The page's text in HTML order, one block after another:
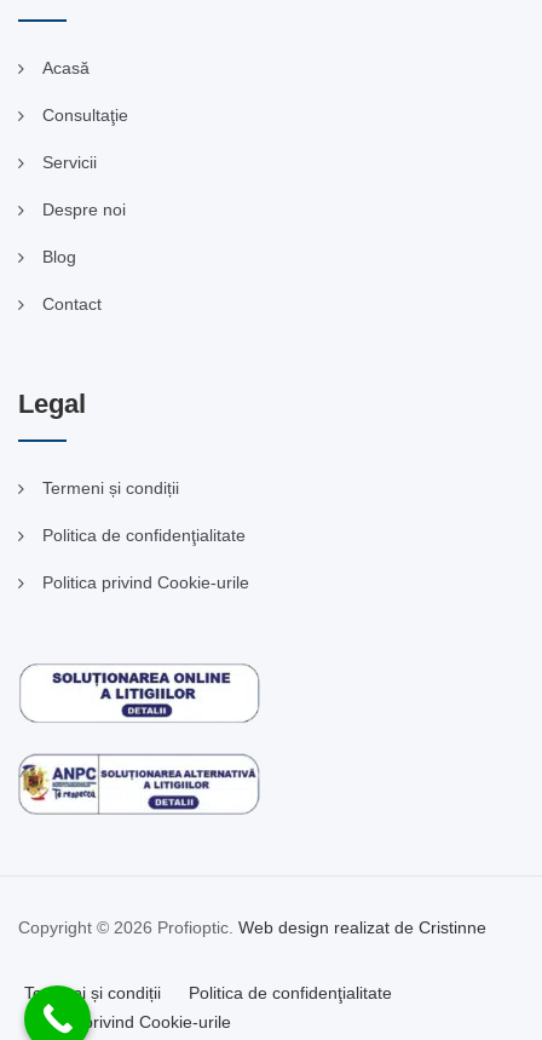
Acasă
Consultaţie
Servicii
Despre noi
Blog
Contact
Legal
Termeni și condiții
Politica de confidenţialitate
Politica privind Cookie-urile
Copyright © 2026 Profioptic. Web design realizat de Cristinne
Termeni și condiții
Politica de confidenţialitate
Politica privind Cookie-urile